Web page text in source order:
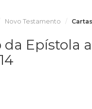
Novo Testamento
Epístola